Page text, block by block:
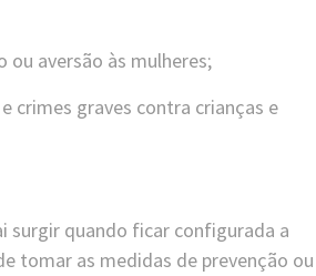
ou aversão às mulheres;
crimes graves contra crianças e
surgir quando ficar configurada a
tomar as medidas de prevenção ou